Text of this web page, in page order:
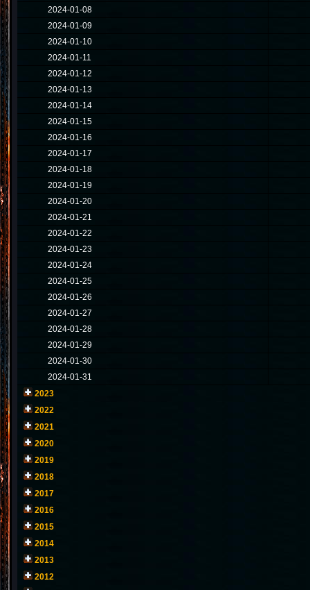
2024-01-08
2024-01-09
2024-01-10
2024-01-11
2024-01-12
2024-01-13
2024-01-14
2024-01-15
2024-01-16
2024-01-17
2024-01-18
2024-01-19
2024-01-20
2024-01-21
2024-01-22
2024-01-23
2024-01-24
2024-01-25
2024-01-26
2024-01-27
2024-01-28
2024-01-29
2024-01-30
2024-01-31
2023
2022
2021
2020
2019
2018
2017
2016
2015
2014
2013
2012